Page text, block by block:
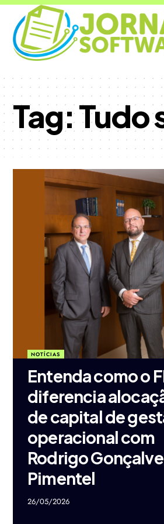
Tag:Tudo
NOTÍCIAS
Entenda como o
diferencia
de capital de
operacional com
Rodrigo
Pimentel
26/05/2026